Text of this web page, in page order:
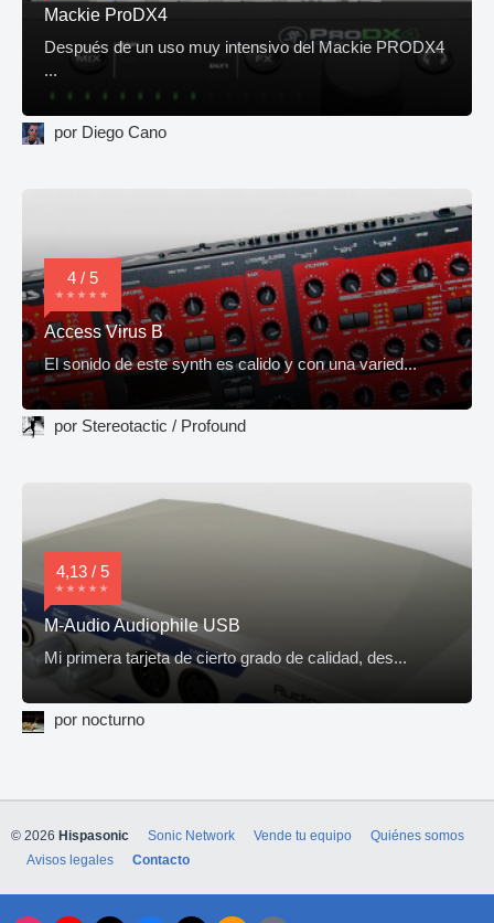
Mackie ProDX4
Después de un uso muy intensivo del Mackie PRODX4
...
por Diego Cano
4 / 5
Access Virus B
El sonido de este synth es calido y con una varied...
por Stereotactic / Profound
4,13 / 5
M-Audio Audiophile USB
Mi primera tarjeta de cierto grado de calidad, des...
por nocturno
© 2026 Hispasonic Sonic Network Vende tu equipo
Quiénes somos
Avisos legales
Contacto